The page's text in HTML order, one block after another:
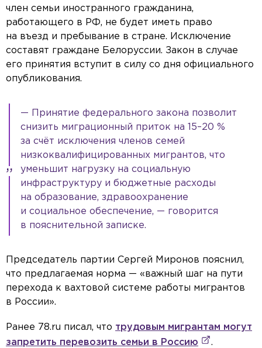
член семьи иностранного гражданина,
работающего в РФ, не будет иметь право
на въезд и пребывание в стране. Исключение
составят граждане Белоруссии. Закон в случае
его принятия вступит в силу со дня официального
опубликования.
— Принятие федерального закона позволит
снизить миграционный приток на 15–20 %
за счёт исключения членов семей
низкоквалифицированных мигрантов, что
уменьшит нагрузку на социальную
инфраструктуру и бюджетные расходы
на образование, здравоохранение
и социальное обеспечение, — говорится
в пояснительной записке.
Председатель партии Сергей Миронов пояснил,
что предлагаемая норма — «важный шаг на пути
перехода к вахтовой системе работы мигрантов
в России».
Ранее 78.ru писал, что трудовым мигрантам могут
запретить перевозить семьи в Россию
.